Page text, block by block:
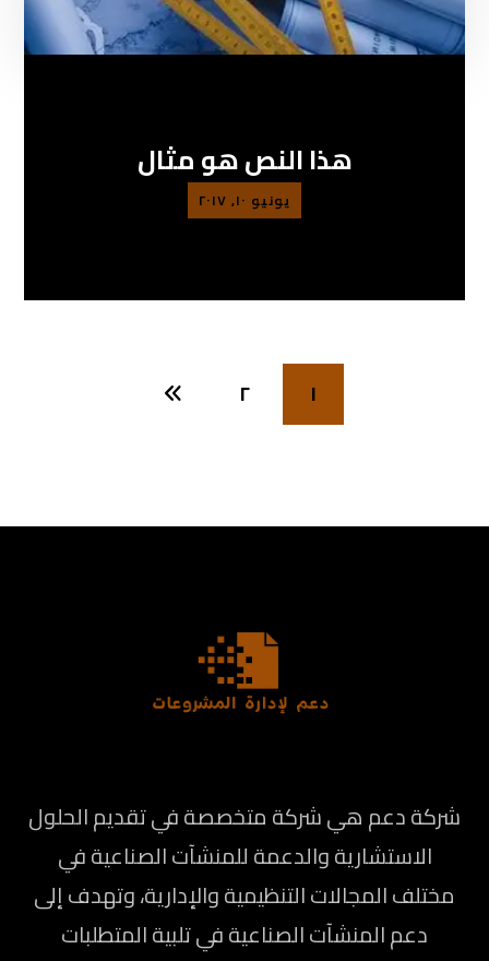
هذا النص هو مثال
يونيو ١٠, ٢٠١٧
١ ٢
شركة دعم هي شركة متخصصة في تقديم الحلول
الاستشارية والدعمة للمنشآت الصناعية في
مختلف المجالات التنظيمية والإدارية، وتهدف إلى
دعم المنشآت الصناعية في تلبية المتطلبات